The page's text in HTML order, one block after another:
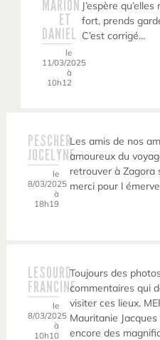
MARION
ET
DANIEL
le
11/03/2025
à
10h12
J’espère
fort, prends
C’est corrigé…
PESCHER
JOCELYNE
le
8/03/2025
à
18h19
Les amis de nos
amoureux du
retrouver à Zagora
merci pour l
LESOURD
FRANCINE
le
8/03/2025
à
10h10
Toujours des
commentaires qui
visiter ces lieux.
Mauritanie
encore des